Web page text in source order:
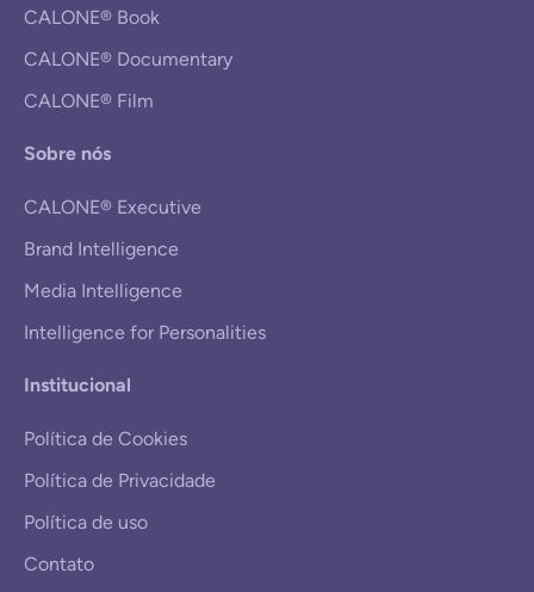
CALONE® Book
CALONE® Documentary
CALONE® Film
Sobre nós
CALONE® Executive
Brand Intelligence
Media Intelligence
Intelligence for Personalities
Institucional
Política de Cookies
Política de Privacidade
Política de uso
Contato